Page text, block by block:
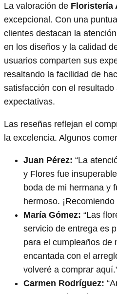
La valoración de Floristería
excepcional. Con una
clientes destacan la
en los diseños y la calidad
usuarios comparten sus
resaltando la facilidad de
satisfacción con el
expectativas.
Las reseñas reflejan el
la excelencia. Algunos
Juan Pérez: “La
y Flores fue
boda de mi hermana y
hermoso.
María Gómez: “Las
servicio de entrega es
para el cumpleaños de
encantada con el
volveré a comprar
Carmen Rodríguez: